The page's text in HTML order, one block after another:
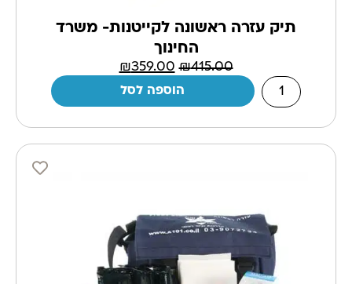
תיק עזרה ראשונה לקייטנות- משרד
החינוך
₪415.00
₪359.00
הוספה לסל